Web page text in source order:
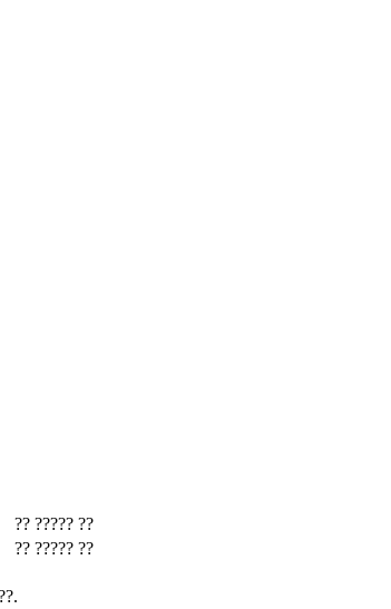
?? ????? ??
?? ????? ??